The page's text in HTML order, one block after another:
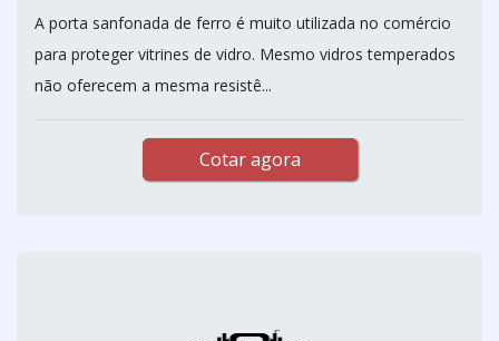
A porta sanfonada de ferro é muito utilizada no comércio
para proteger vitrines de vidro. Mesmo vidros temperados
não oferecem a mesma resistê...
Cotar agora